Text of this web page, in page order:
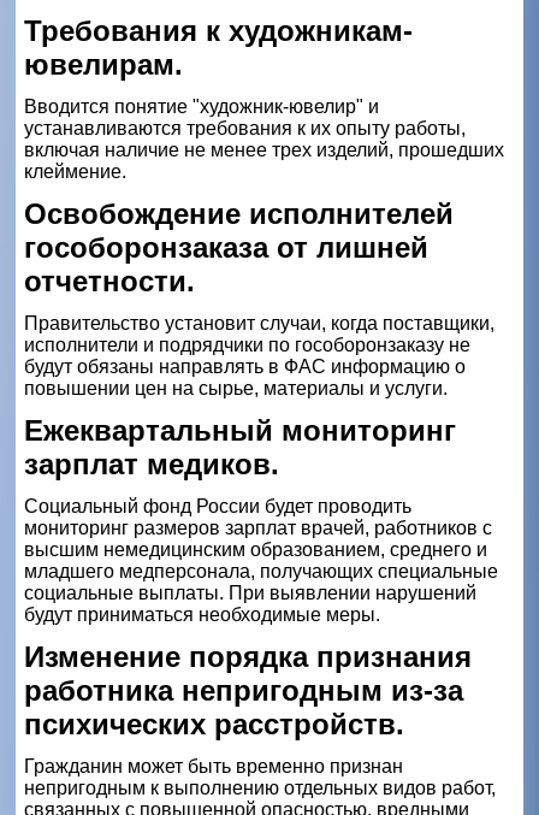
Требования к художникам-
ювелирам.
Вводится понятие "художник-ювелир" и
устанавливаются требования к их опыту работы,
включая наличие не менее трех изделий, прошедших
клеймение.
Освобождение исполнителей
гособоронзаказа от лишней
отчетности.
Правительство установит случаи, когда поставщики,
исполнители и подрядчики по гособоронзаказу не
будут обязаны направлять в ФАС информацию о
повышении цен на сырье, материалы и услуги.
Ежеквартальный мониторинг
зарплат медиков.
Социальный фонд России будет проводить
мониторинг размеров зарплат врачей, работников с
высшим немедицинским образованием, среднего и
младшего медперсонала, получающих специальные
социальные выплаты. При выявлении нарушений
будут приниматься необходимые меры.
Изменение порядка признания
работника непригодным из-за
психических расстройств.
Гражданин может быть временно признан
непригодным к выполнению отдельных видов работ,
связанных с повышенной опасностью, вредными